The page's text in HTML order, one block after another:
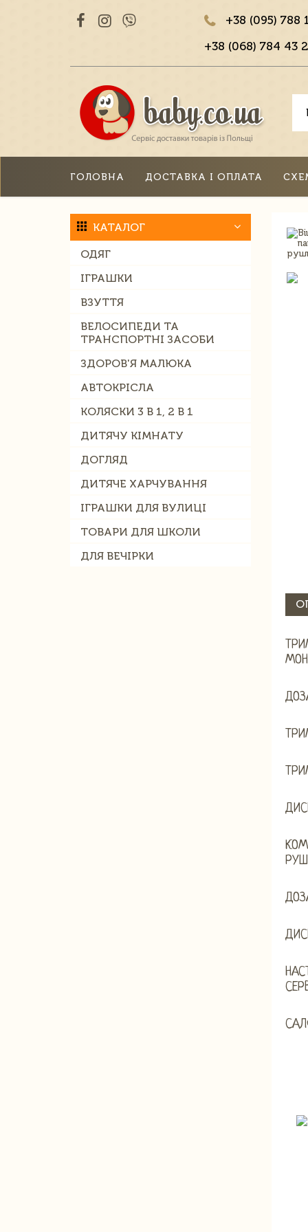
+38 (095) 788
+38 (068) 784 43
ГОЛОВНА ДОСТАВКА І ОПЛАТА
КАТАЛОГ
ОДЯГ
ІГРАШКИ
ВЗУТТЯ
ВЕЛОСИПЕДИ ТА
ТРАНСПОРТНІ ЗАСОБИ
ЗДОРОВ'Я МАЛЮКА
АВТОКРІСЛА
КОЛЯСКИ 3 В 1, 2 В 1
ДИТЯЧУ КІМНАТУ
ДОГЛЯД
ДИТЯЧЕ ХАРЧУВАННЯ
ІГРАШКИ ДЛЯ ВУЛИЦІ
ТОВАРИ ДЛЯ ШКОЛИ
ДЛЯ ВЕЧІРКИ